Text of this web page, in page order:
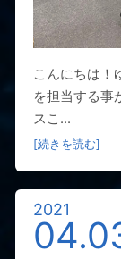
こんにちは！
を担当する事
スこ...
[続きを読む]
2021